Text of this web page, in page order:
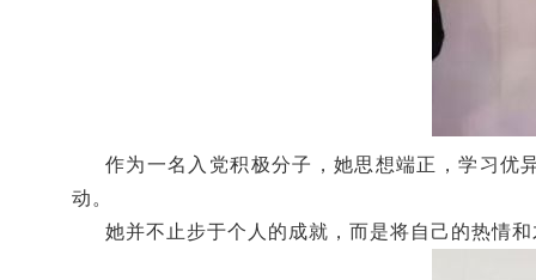
作为一名入党积极分子，她思想端正，学习
动。
她并不止步于个人的成就，而是将自己的热情